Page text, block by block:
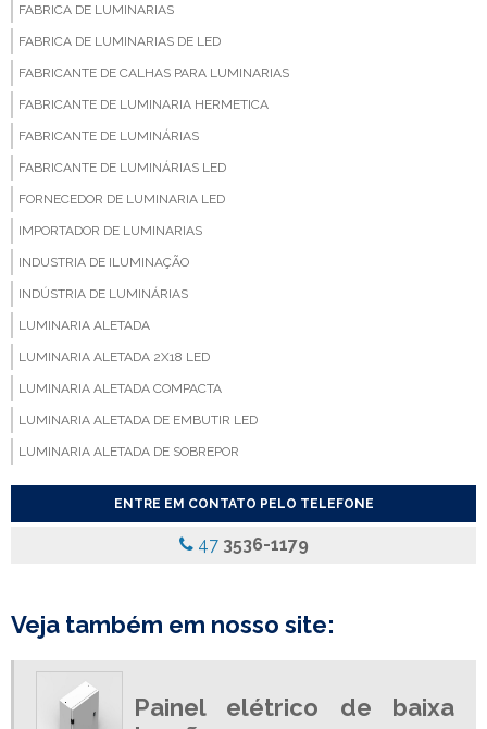
FABRICA DE LUMINARIAS
FABRICA DE LUMINARIAS DE LED
FABRICANTE DE CALHAS PARA LUMINARIAS
FABRICANTE DE LUMINARIA HERMETICA
FABRICANTE DE LUMINÁRIAS
FABRICANTE DE LUMINÁRIAS LED
FORNECEDOR DE LUMINARIA LED
IMPORTADOR DE LUMINARIAS
INDUSTRIA DE ILUMINAÇÃO
INDÚSTRIA DE LUMINÁRIAS
LUMINARIA ALETADA
LUMINARIA ALETADA 2X18 LED
LUMINARIA ALETADA COMPACTA
LUMINARIA ALETADA DE EMBUTIR LED
LUMINARIA ALETADA DE SOBREPOR
LUMINARIA ALETADA EMBUTIR
LUMINARIA COM DIFUSOR ACRILICO
LUMINARIA COM REFLETOR
LUMINARIA COM REFLETOR DE ALUMINIO
ENTRE EM CONTATO PELO TELEFONE
47 3536-1179
Veja também em nosso site:
Painel elétrico de baixa